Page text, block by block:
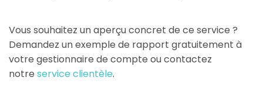
Vous souhaitez un aperçu concret de ce service ?
Demandez un exemple de rapport gratuitement à
votre gestionnaire de compte ou contactez
notre service clientèle.